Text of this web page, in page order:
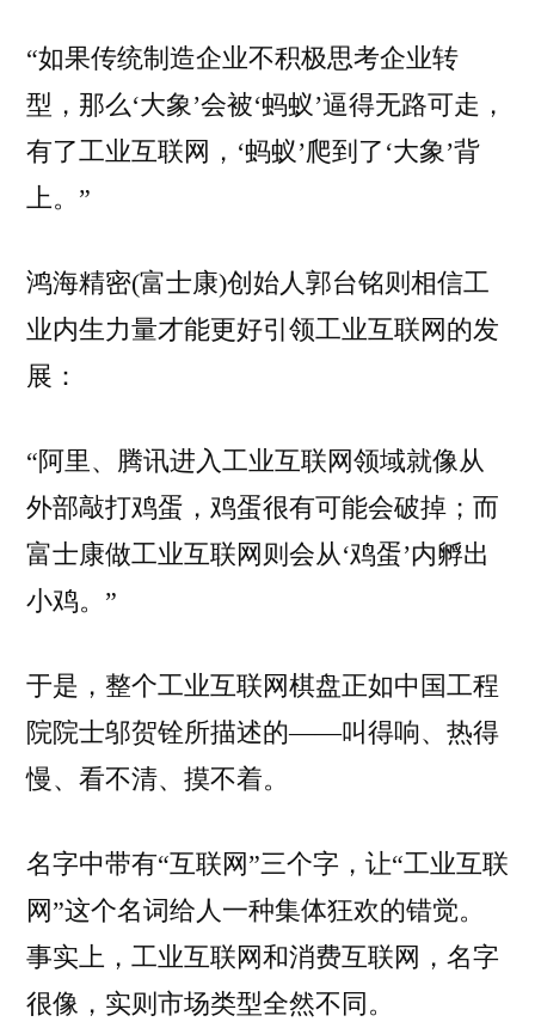
“如果传统制造企业不积极思考企业转
型，那么‘大象’会被‘蚂蚁’逼得无路可走，
有了工业互联网，‘蚂蚁’爬到了‘大象’背
上。”
鸿海精密(富士康)创始人郭台铭则相信工
业内生力量才能更好引领工业互联网的发
展：
“阿里、腾讯进入工业互联网领域就像从
外部敲打鸡蛋，鸡蛋很有可能会破掉；而
富士康做工业互联网则会从‘鸡蛋’内孵出
小鸡。”
于是，整个工业互联网棋盘正如中国工程
院院士邬贺铨所描述的——叫得响、热得
慢、看不清、摸不着。
名字中带有“互联网”三个字，让“工业互联
网”这个名词给人一种集体狂欢的错觉。
事实上，工业互联网和消费互联网，名字
很像，实则市场类型全然不同。